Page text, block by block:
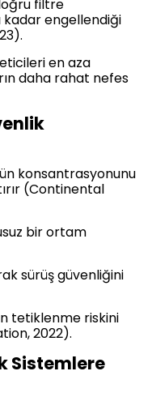
filtre
kadar engellendiği
en aza
daha rahat nefes
konsantrasyonunu
(Continental
bir ortam
sürüş güvenliğini
tetiklenme riskini
2022).
Sistemlere